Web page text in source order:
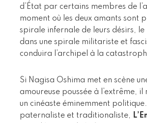
d’État par certains membres de
moment où les deux amants sont
spirale infernale de leurs désirs, le
dans une spirale militariste et
conduira l’archipel à la
Si Nagisa Oshima met en scène
amoureuse poussée à l’extrême,
un cinéaste éminemment
paternaliste et traditionaliste,